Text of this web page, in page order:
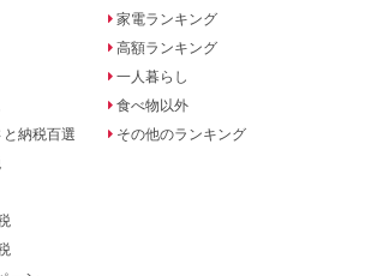
納税百選
家電ランキング
高額ランキング
一人暮らし
食べ物以外
その他のランキング